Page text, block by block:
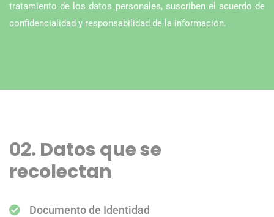
tratamiento de los datos personales, suscriben el acuerdo de
confidencialidad y responsabilidad de la información.
02. Datos que se
recolectan
Documento de Identidad